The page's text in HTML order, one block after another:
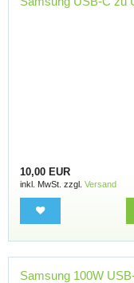
10,00 EUR
inkl. MwSt. zzgl. Versand
Samsung 100W